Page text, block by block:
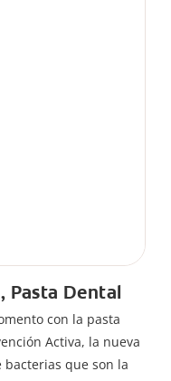
Pasta Dental
con la pasta
Activa, la nueva
bacterias que son la